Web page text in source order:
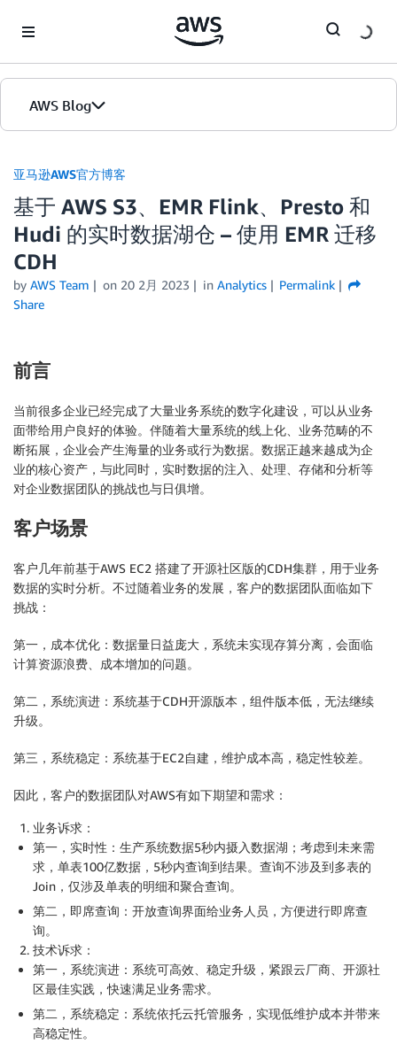
AWS Blog
首页
版本
亚马逊AWS官方博客
基于 AWS S3、EMR Flink、Presto 和
Hudi 的实时数据湖仓 – 使用 EMR 迁移
CDH
by AWS Team on 20 2月 2023 in Analytics
Permalink
Share
前言
当前很多企业已经完成了大量业务系统的数字化建设，可以从业务
面带给用户良好的体验。伴随着大量系统的线上化、业务范畴的不
断拓展，企业会产生海量的业务或行为数据。数据正越来越成为企
业的核心资产，与此同时，实时数据的注入、处理、存储和分析等
对企业数据团队的挑战也与日俱增。
客户场景
客户几年前基于AWS EC2 搭建了开源社区版的CDH集群，用于业务
数据的实时分析。不过随着业务的发展，客户的数据团队面临如下
挑战：
第一，成本优化：数据量日益庞大，系统未实现存算分离，会面临
计算资源浪费、成本增加的问题。
第二，系统演进：系统基于CDH开源版本，组件版本低，无法继续
升级。
第三，系统稳定：系统基于EC2自建，维护成本高，稳定性较差。
因此，客户的数据团队对AWS有如下期望和需求：
业务诉求：
第一，实时性：生产系统数据5秒内摄入数据湖；考虑到未来需
求，单表100亿数据，5秒内查询到结果。查询不涉及到多表的
Join，仅涉及单表的明细和聚合查询。
第二，即席查询：开放查询界面给业务人员，方便进行即席查
询。
技术诉求：
第一，系统演进：系统可高效、稳定升级，紧跟云厂商、开源社
区最佳实践，快速满足业务需求。
第二，系统稳定：系统依托云托管服务，实现低维护成本并带来
高稳定性。